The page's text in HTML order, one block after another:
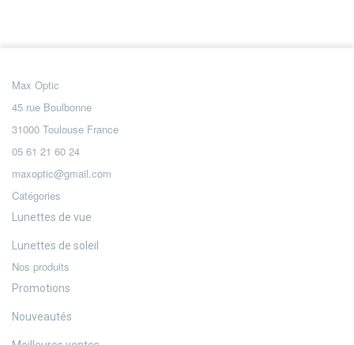
Max Optic
45 rue Boulbonne
31000 Toulouse France
05 61 21 60 24
maxoptic@gmail.com
Catégories
Lunettes de vue
Lunettes de soleil
Nos produits
Promotions
Nouveautés